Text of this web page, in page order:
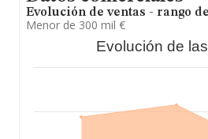
la media entre todas las
euros de ventas en 2025.
información sobre Madrid, en la
INFORMA aparecen 3289
información adicional de interés,
Para concluir,
está
fabricación y comercialización de
Evolución de ventas - rango
Menor de 300 mil €
Evolución de